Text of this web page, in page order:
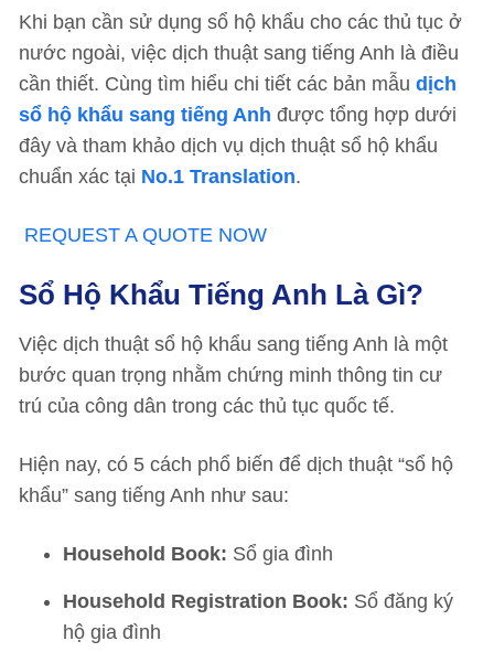
Khi bạn cần sử dụng sổ hộ khẩu cho các thủ tục ở
nước ngoài, việc dịch thuật sang tiếng Anh là điều
cần thiết. Cùng tìm hiểu chi tiết các bản mẫu dịch
sổ hộ khẩu sang tiếng Anh được tổng hợp dưới
đây và tham khảo dịch vụ dịch thuật sổ hộ khẩu
chuẩn xác tại No.1 Translation.
REQUEST A QUOTE NOW
Sổ Hộ Khẩu Tiếng Anh Là Gì?
Việc dịch thuật sổ hộ khẩu sang tiếng Anh là một
bước quan trọng nhằm chứng minh thông tin cư
trú của công dân trong các thủ tục quốc tế.
Hiện nay, có 5 cách phổ biến để dịch thuật “sổ hộ
khẩu” sang tiếng Anh như sau:
Household Book: Sổ gia đình
Household Registration Book: Sổ đăng ký
hộ gia đình